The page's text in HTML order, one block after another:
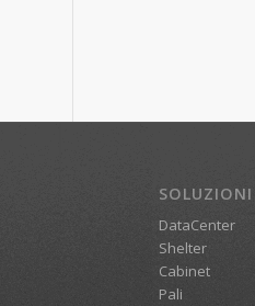
SOLUZIONI
DataCenter
Shelter
Cabinet
Pali